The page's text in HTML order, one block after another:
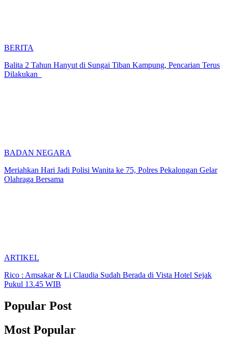
BERITA
Balita 2 Tahun Hanyut di Sungai Tiban Kampung, Pencarian Terus
Dilakukan
BADAN NEGARA
Meriahkan Hari Jadi Polisi Wanita ke 75, Polres Pekalongan Gelar
Olahraga Bersama
ARTIKEL
Rico : Amsakar & Li Claudia Sudah Berada di Vista Hotel Sejak
Pukul 13.45 WIB
Popular Post
Most Popular